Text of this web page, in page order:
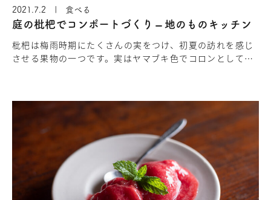
2021.7.2 | 食べる
庭の枇杷でコンポートづくり – 地のものキッチン
枇杷は梅雨時期にたくさんの実をつけ、初夏の訪れを感じ
させる果物の一つです。実はヤマブキ色でコロンとしてお